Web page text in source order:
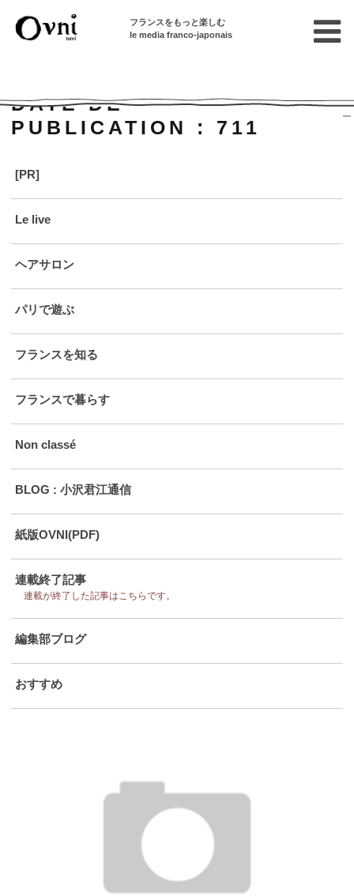
フランスをもっと楽しむ
le media franco-japonais
DATE DE
PUBLICATION : 711
[PR]
Le live
ヘアサロン
パリで遊ぶ
フランスを知る
フランスで暮らす
Non classé
BLOG : 小沢君江通信
紙版OVNI(PDF)
連載終了記事
連載が終了した記事はこちらです。
編集部ブログ
おすすめ